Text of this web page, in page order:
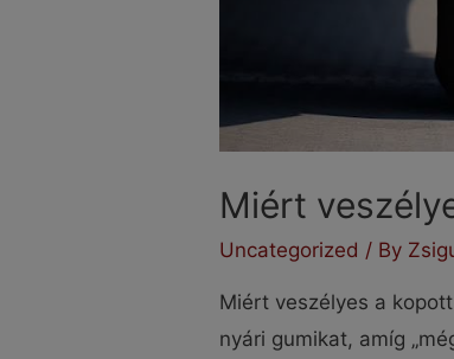
Miért
Uncategorized / By
Miért veszélyes a
nyári gumikat, amíg